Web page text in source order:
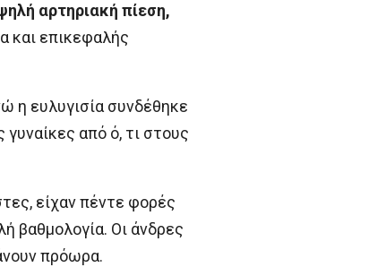
αρτηριακή πίεση,
και επικεφαλής
η ευλυγισία συνδέθηκε
από ό, τι στους
είχαν πέντε φορές
βαθμολογία. Οι άνδρες
πρόωρα.